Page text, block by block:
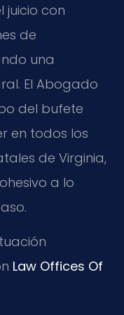
con
de
una
El Abogado
del bufete
en todos los
de Virginia,
a lo
Law Offices Of